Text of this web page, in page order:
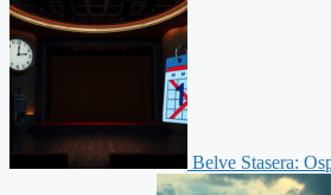
Belve Stasera: